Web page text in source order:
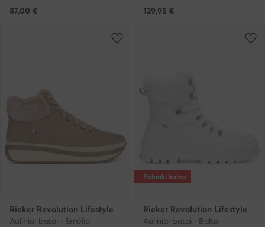
87,00 €
129,95 €
Rieker Revolution Lifestyle
Auliniai batai · Smėlio
Palanki kaina
Rieker Revolution Lifestyle
Auliniai batai · Balta